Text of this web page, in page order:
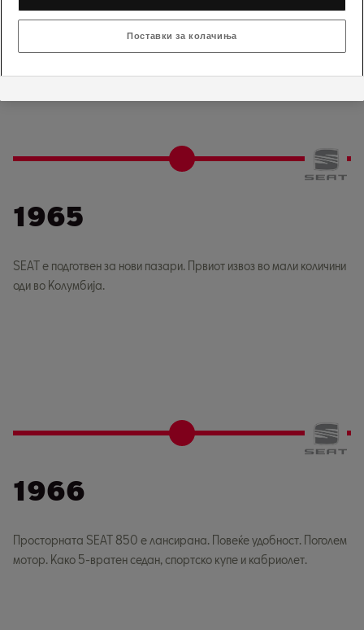
напред.
1965
SEAT е подготвен за нови пазари. Првиот извоз во мали количини
оди во Колумбија.
1966
Просторната SEAT 850 е лансирана. Повеќе удобност. Поголем
мотор. Како 5-вратен седан, спортско купе и кабриолет.
Поставки за колачиња